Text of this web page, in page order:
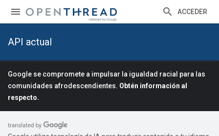
ACCEDER
API actual
Google se compromete a impulsar la igualdad racial para las
comunidades afrodescendientes. Obtén información al
respecto.